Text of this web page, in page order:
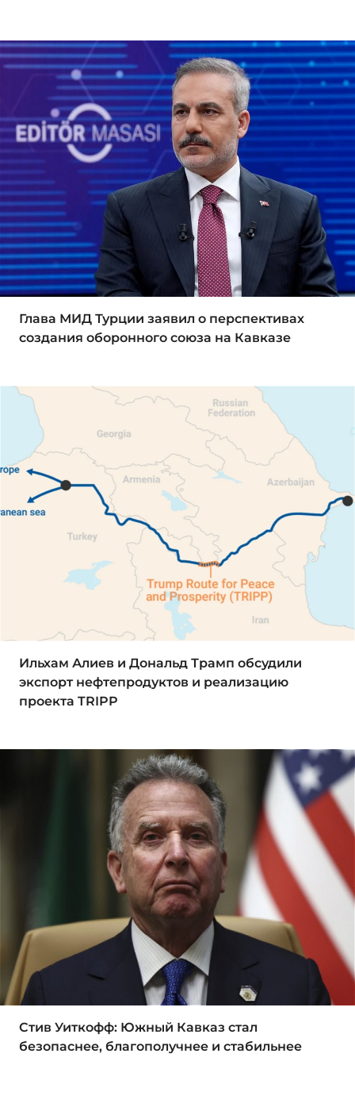
Глава МИД Турции заявил о перспективах
создания оборонного союза на Кавказе
Ильхам Алиев и Дональд Трамп обсудили
экспорт нефтепродуктов и реализацию
проекта TRIPP
Стив Уиткофф: Южный Кавказ стал
безопаснее, благополучнее и стабильнее